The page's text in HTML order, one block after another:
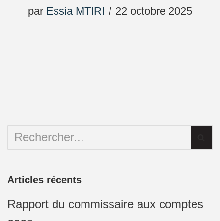
par Essia MTIRI 22 octobre 2025
Articles récents
Rapport du commissaire aux comptes